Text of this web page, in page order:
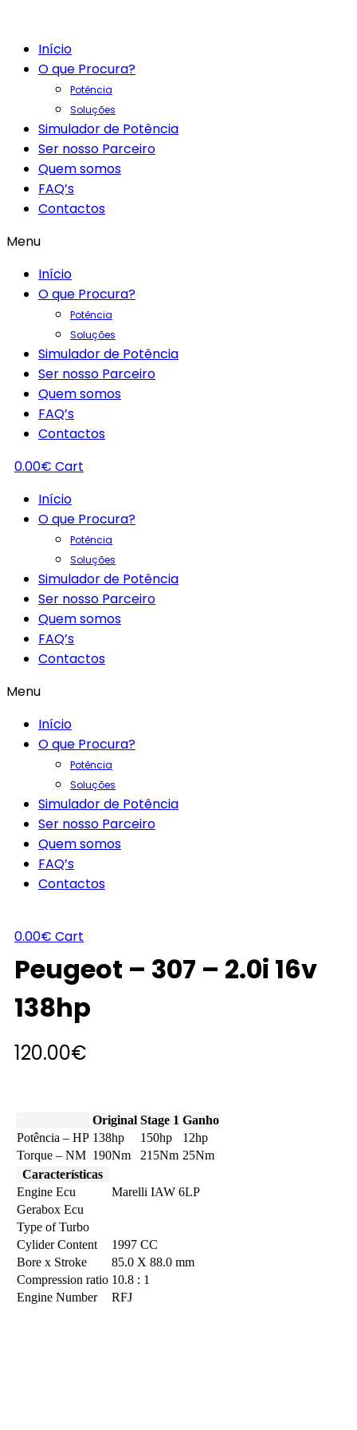
Início
O que Procura?
Potência
Soluções
Simulador de Potência
Ser nosso Parceiro
Quem somos
FAQ’s
Contactos
Menu
Início
O que Procura?
Potência
Soluções
Simulador de Potência
Ser nosso Parceiro
Quem somos
FAQ’s
Contactos
0.00€ Cart
Início
O que Procura?
Potência
Soluções
Simulador de Potência
Ser nosso Parceiro
Quem somos
FAQ’s
Contactos
Menu
Início
O que Procura?
Potência
Soluções
Simulador de Potência
Ser nosso Parceiro
Quem somos
FAQ’s
Contactos
0.00€ Cart
Peugeot – 307 – 2.0i 16v
138hp
120.00€
Original Stage 1 Ganho
Potência – HP 138hp 150hp
12hp
Torque – NM 190Nm 215Nm 25Nm
Características
Engine Ecu
Marelli IAW 6LP
Gerabox Ecu
Type of Turbo
Cylider Content
1997 CC
Bore x Stroke
85.0 X 88.0 mm
Compression ratio 10.8 : 1
Engine Number
RFJ